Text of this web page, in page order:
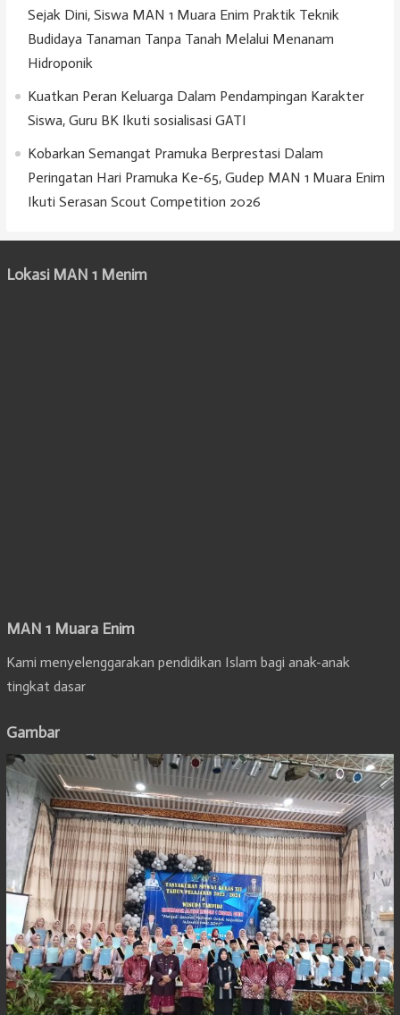
Sejak Dini, Siswa MAN 1 Muara Enim Praktik Teknik
Budidaya Tanaman Tanpa Tanah Melalui Menanam
Hidroponik
Kuatkan Peran Keluarga Dalam Pendampingan Karakter
Siswa, Guru BK Ikuti sosialisasi GATI
Kobarkan Semangat Pramuka Berprestasi Dalam
Peringatan Hari Pramuka Ke-65, Gudep MAN 1 Muara Enim
Ikuti Serasan Scout Competition 2026
Lokasi MAN 1 Menim
MAN 1 Muara Enim
Kami menyelenggarakan pendidikan Islam bagi anak-anak
tingkat dasar
Gambar